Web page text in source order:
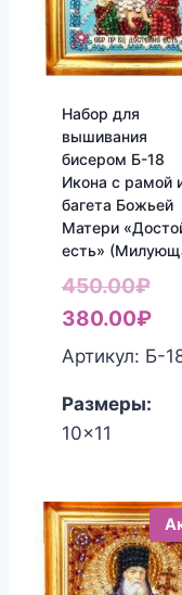
Набор для
вышивания
бисером Б-18
Икона с рамой
багета Божьей
Матери
есть»
450.00₽
380.00₽
Артикул: Б-
Размеры:
10x11